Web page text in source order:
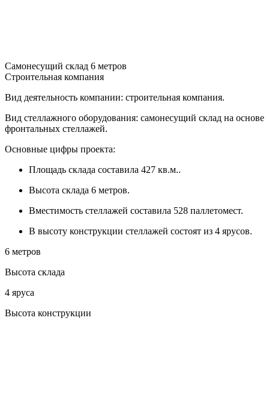
Самонесущий склад 6 метров
Строительная компания
Вид деятельность компании: строительная компания.
Вид стеллажного оборудования: самонесущий склад на основе
фронтальных стеллажей.
Основные цифры проекта:
Площадь склада составила 427 кв.м..
Высота склада 6 метров.
Вместимость стеллажей составила 528 паллетомест.
В высоту конструкции стеллажей состоят из 4 ярусов.
6 метров
Высота склада
4 яруса
Высота конструкции